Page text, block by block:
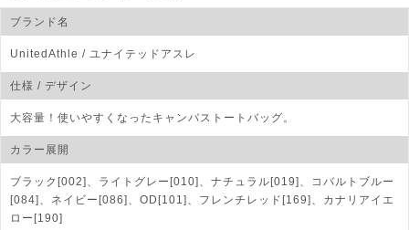
ブランド名
UnitedAthle / ユナイテッドアスレ
仕様 / デザイン
大容量！使いやすくなったキャンバストートバッグ。
カラー展開
ブラック[002]、ライトグレー[010]、ナチュラル[019]、コバルトブルー
[084]、ネイビー[086]、OD[101]、フレンチレッド[169]、カナリアイエ
ロー[190]